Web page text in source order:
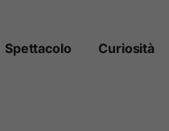
Spettacolo Curiosità